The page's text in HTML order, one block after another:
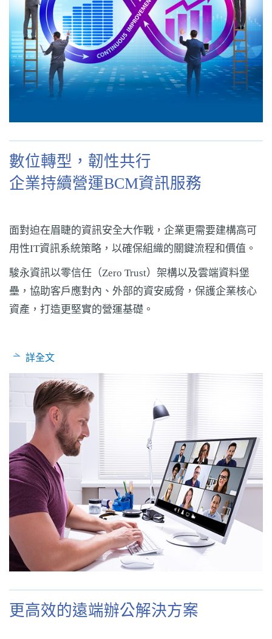
數位轉型，韌性共行
企業持續營運BCM資訊服務
面對迫在眉睫的資訊安全大作戰，企業更需要建構高可
用性IT資訊系統策略，以確保組織的關鍵流程和價值。
駿永資訊以零信任（Zero Trust）架構以及雲端資料堡
壘，協助客戶應對內、外部的資安威脅，保護企業核心
資產，打造更堅實的營運基礎。
詳全文
更高效的遠端辦公解決方案